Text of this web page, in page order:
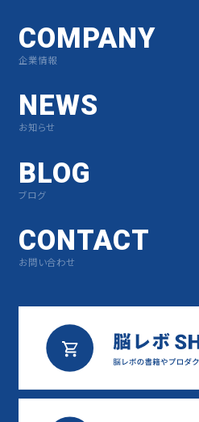
COMPANY
企業情報
NEWS
お知らせ
BLOG
ブログ
CONTACT
お問い合わせ